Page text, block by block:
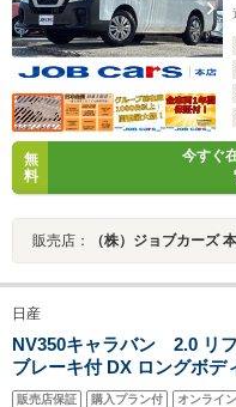
無
料
今すぐ
販売店： （株）ジョブカーズ
日産
NV350キャラバン 2.0 リ
ブレーキ付 DX ロングボ
正ナビ Bluetooth
販売店保証 購入プラン付 オンライ